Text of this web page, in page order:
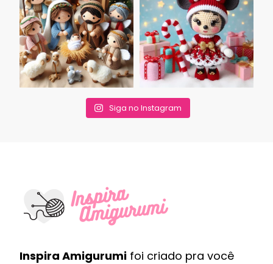
Siga no Instagram
Inspira Amigurumi foi criado pra você